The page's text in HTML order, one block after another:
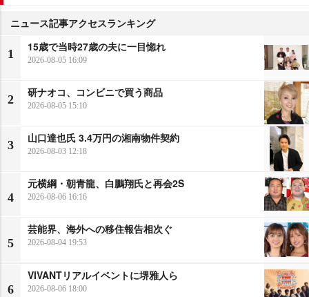
ニュース記事アクセスランキング
1
15歳で当時27歳の夫に一目惚れ
2026-08-05 16:09
2
研ナオコ、コンビニで買う商品
2026-08-05 15:10
3
山口達也氏 3.4万円の湘南物件契約
2026-08-03 12:18
4
元横綱・朝青龍、白鵬翔氏と再会2S
2026-08-06 16:16
5
芸能界、海外への移住報告相次ぐ
2026-08-04 19:53
6
VIVANTリアルイベントに堺雅人ら
2026-08-06 18:00